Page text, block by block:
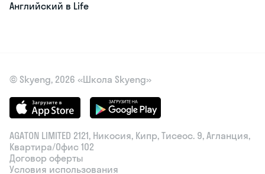
Английский в Life
© Skyeng, 2026 «Школа Skyeng»
AGATON LIMITED 2121, Никосия, Кипр, Тисеос. 9, Агланция,
Квартира/Офис 102
Договор оферты
Условия использования